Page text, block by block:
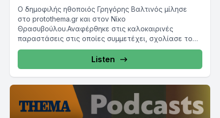
Ο δημοφιλής ηθοποιός Γρηγόρης Βαλτινός μίλησε
στο protothema.gr και στον Νίκο
Θρασυβούλου.Αναφέρθηκε στις καλοκαιρινές
παραστάσεις στις οποίες συμμετέχει, σχολίασε το
μέγεθος της απώλειας του...
Listen